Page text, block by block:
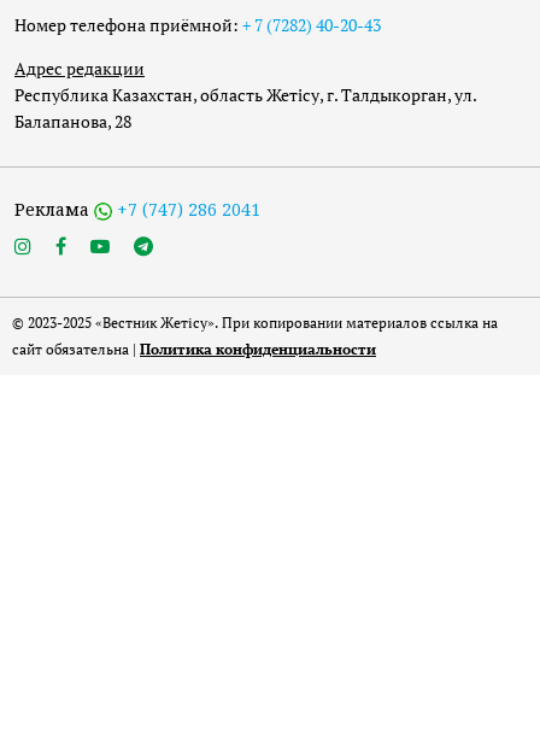
Номер телефона приёмной: + 7 (7282) 40-20-43
Адрес редакции
Республика Казахстан, область Жетісу, г. Талдыкорган, ул.
Балапанова, 28
Реклама +7 (747) 286 2041
© 2023-2025 «Вестник Жетісу». При копировании материалов ссылка на
сайт обязательна | Политика конфиденциальности